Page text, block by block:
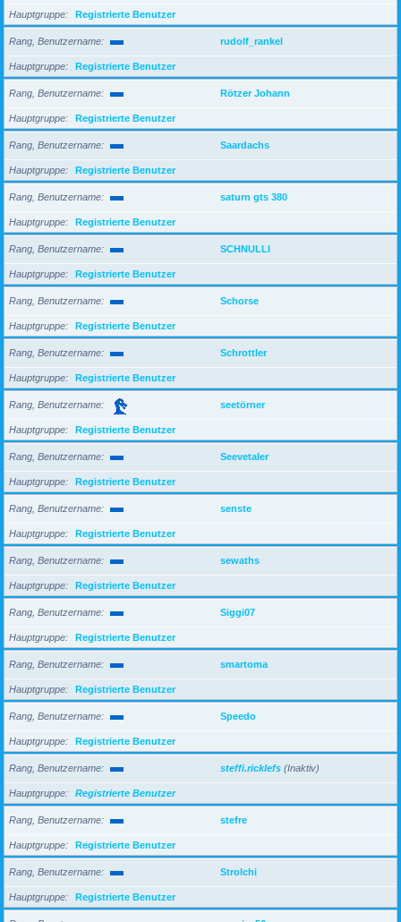
Hauptgruppe Registrierte Benutzer
Rang, Benutzername rudolf_rankel
Hauptgruppe Registrierte Benutzer
Rang, Benutzername Rötzer Johann
Hauptgruppe Registrierte Benutzer
Rang, Benutzername Saardachs
Hauptgruppe Registrierte Benutzer
Rang, Benutzername saturn gts 380
Hauptgruppe Registrierte Benutzer
Rang, Benutzername SCHNULLI
Hauptgruppe Registrierte Benutzer
Rang, Benutzername Schorse
Hauptgruppe Registrierte Benutzer
Rang, Benutzername Schrottler
Hauptgruppe Registrierte Benutzer
Rang, Benutzername seetörner
Hauptgruppe Registrierte Benutzer
Rang, Benutzername Seevetaler
Hauptgruppe Registrierte Benutzer
Rang, Benutzername senste
Hauptgruppe Registrierte Benutzer
Rang, Benutzername sewaths
Hauptgruppe Registrierte Benutzer
Rang, Benutzername Siggi07
Hauptgruppe Registrierte Benutzer
Rang, Benutzername smartoma
Hauptgruppe Registrierte Benutzer
Rang, Benutzername Speedo
Hauptgruppe Registrierte Benutzer
Rang, Benutzername steffi.ricklefs (Inaktiv)
Hauptgruppe Registrierte Benutzer
Rang, Benutzername stefre
Hauptgruppe Registrierte Benutzer
Rang, Benutzername Strolchi
Hauptgruppe Registrierte Benutzer